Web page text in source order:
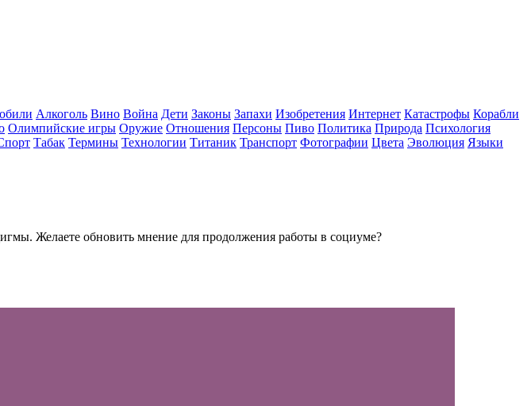
Алкоголь Вино Война Дети Законы Запахи Изобретения Интернет Катастрофы Корабли
Олимпийские игры Оружие Отношения Персоны Пиво Политика Природа Психология
Табак Термины Технологии Титаник Транспорт Фотографии Цвета Эволюция Языки
Желаете обновить мнение для продолжения работы в социуме?